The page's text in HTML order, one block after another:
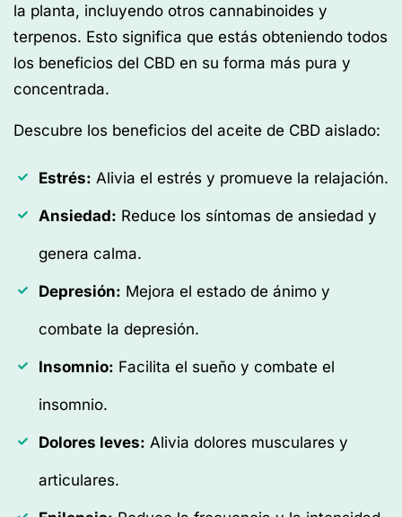
la planta, incluyendo otros cannabinoides y
terpenos. Esto significa que estás obteniendo todos
los beneficios del CBD en su forma más pura y
concentrada.
Descubre los beneficios del aceite de CBD aislado:
Estrés: Alivia el estrés y promueve la relajación.
Ansiedad: Reduce los síntomas de ansiedad y
genera calma.
Depresión: Mejora el estado de ánimo y
combate la depresión.
Insomnio: Facilita el sueño y combate el
insomnio.
Dolores leves: Alivia dolores musculares y
articulares.